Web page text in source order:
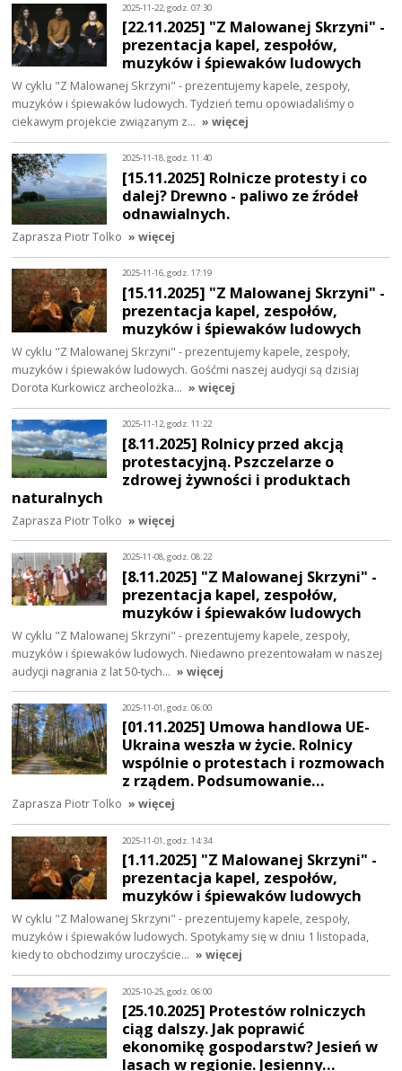
2025-11-22, godz. 07:30
[22.11.2025] "Z Malowanej Skrzyni" -
prezentacja kapel, zespołów,
muzyków i śpiewaków ludowych
W cyklu "Z Malowanej Skrzyni" - prezentujemy kapele, zespoły,
muzyków i śpiewaków ludowych. Tydzień temu opowiadaliśmy o
ciekawym projekcie związanym z… » więcej
2025-11-18, godz. 11:40
[15.11.2025] Rolnicze protesty i co
dalej? Drewno - paliwo ze źródeł
odnawialnych.
Zaprasza Piotr Tolko » więcej
2025-11-16, godz. 17:19
[15.11.2025] "Z Malowanej Skrzyni" -
prezentacja kapel, zespołów,
muzyków i śpiewaków ludowych
W cyklu "Z Malowanej Skrzyni" - prezentujemy kapele, zespoły,
muzyków i śpiewaków ludowych. Gośćmi naszej audycji są dzisiaj
Dorota Kurkowicz archeolożka… » więcej
2025-11-12, godz. 11:22
[8.11.2025] Rolnicy przed akcją
protestacyjną. Pszczelarze o
zdrowej żywności i produktach
naturalnych
Zaprasza Piotr Tolko » więcej
2025-11-08, godz. 08:22
[8.11.2025] "Z Malowanej Skrzyni" -
prezentacja kapel, zespołów,
muzyków i śpiewaków ludowych
W cyklu "Z Malowanej Skrzyni" - prezentujemy kapele, zespoły,
muzyków i śpiewaków ludowych. Niedawno prezentowałam w naszej
audycji nagrania z lat 50-tych… » więcej
2025-11-01, godz. 06:00
[01.11.2025] Umowa handlowa UE-
Ukraina weszła w życie. Rolnicy
wspólnie o protestach i rozmowach
z rządem. Podsumowanie…
Zaprasza Piotr Tolko » więcej
2025-11-01, godz. 14:34
[1.11.2025] "Z Malowanej Skrzyni" -
prezentacja kapel, zespołów,
muzyków i śpiewaków ludowych
W cyklu "Z Malowanej Skrzyni" - prezentujemy kapele, zespoły,
muzyków i śpiewaków ludowych. Spotykamy się w dniu 1 listopada,
kiedy to obchodzimy uroczyście… » więcej
2025-10-25, godz. 06:00
[25.10.2025] Protestów rolniczych
ciąg dalszy. Jak poprawić
ekonomikę gospodarstw? Jesień w
lasach w regionie. Jesienny…